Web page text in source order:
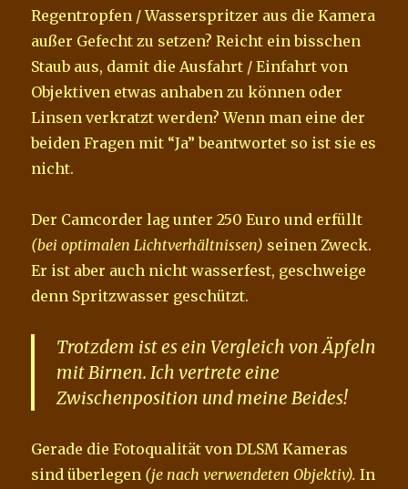
Regentropfen / Wasserspritzer aus die Kamera
außer Gefecht zu setzen? Reicht ein bisschen
Staub aus, damit die Ausfahrt / Einfahrt von
Objektiven etwas anhaben zu können oder
Linsen verkratzt werden? Wenn man eine der
beiden Fragen mit “Ja” beantwortet so ist sie es
nicht.
Der Camcorder lag unter 250 Euro und erfüllt
(bei optimalen Lichtverhältnissen) seinen Zweck.
Er ist aber auch nicht wasserfest, geschweige
denn Spritzwasser geschützt.
Trotzdem ist es ein Vergleich von Äpfeln
mit Birnen. Ich vertrete eine
Zwischenposition und meine Beides!
Gerade die Fotoqualität von DLSM Kameras
sind überlegen (je nach verwendeten Objektiv). In